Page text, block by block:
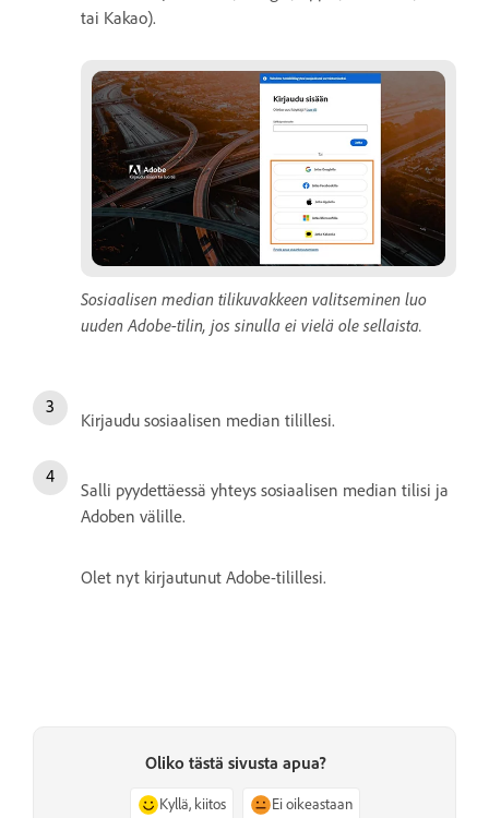
tai Kakao).
Sosiaalisen median tilikuvakkeen valitseminen luo
uuden Adobe-tilin, jos sinulla ei vielä ole sellaista.
Kirjaudu sosiaalisen median tilillesi.
Salli pyydettäessä yhteys sosiaalisen median tilisi ja
Adoben välille.
Olet nyt kirjautunut Adobe-tilillesi.
Oliko tästä sivusta apua?
Kyllä, kiitos Ei oikeastaan